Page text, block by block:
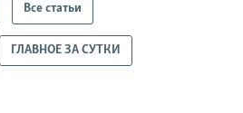
Все статьи
ГЛАВНОЕ ЗА СУТКИ